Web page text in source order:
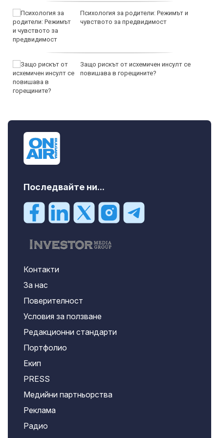
Психология за родители: Режимът и
чувството за предвидимост
Защо рискът от исхемичен инсулт се
повишава в горещините?
Последвайте ни...
Контакти
За нас
Поверителност
Условия за ползване
Редакционни стандарти
Портфолио
Екип
PRESS
Медийни партньорства
Реклама
Радио